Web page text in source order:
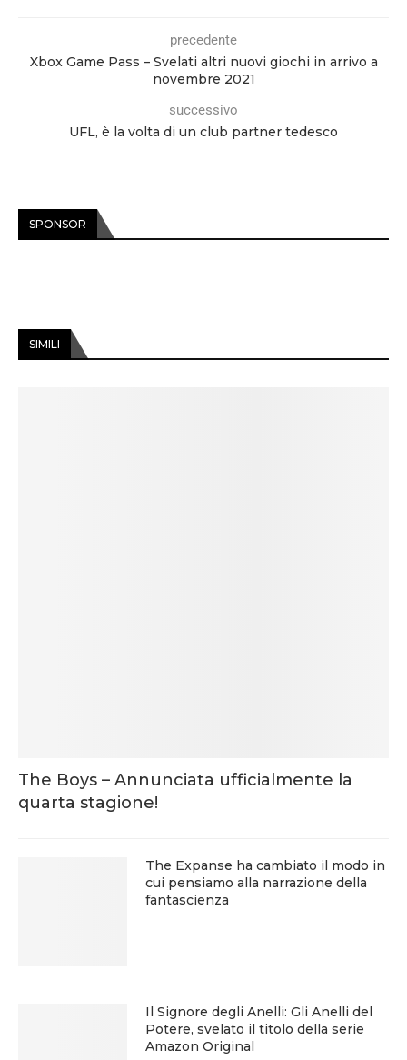
precedente
Xbox Game Pass – Svelati altri nuovi giochi in arrivo a
novembre 2021
successivo
UFL, è la volta di un club partner tedesco
SPONSOR
SIMILI
The Boys – Annunciata ufficialmente la
quarta stagione!
The Expanse ha cambiato il modo in
cui pensiamo alla narrazione della
fantascienza
Il Signore degli Anelli: Gli Anelli del
Potere, svelato il titolo della serie
Amazon Original